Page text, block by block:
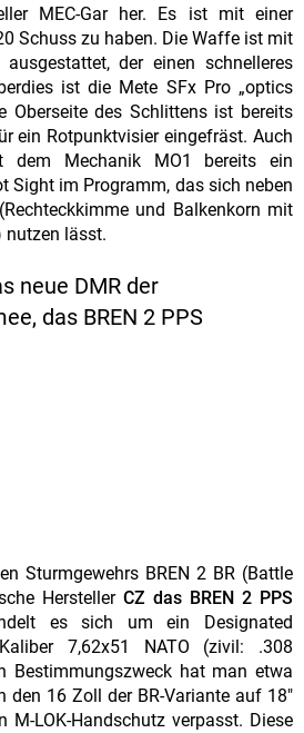
MEC-Gar her. Es ist mit einer
Schuss zu haben. Die Waffe ist mit
der einen schnelleres
ist die Mete SFx Pro „optics
Oberseite des Schlittens ist bereits
ein Rotpunktvisier eingefräst. Auch
dem Mechanik MO1 bereits ein
Sight im Programm, das sich neben
und Balkenkorn mit
lässt.
neue DMR der
das BREN 2 PPS
Sturmgewehrs BREN 2 BR (Battle
Hersteller CZ das BREN 2 PPS
es sich um ein Designated
7,62x51 NATO (zivil: .308
Bestimmungszweck hat man etwa
den 16 Zoll der BR-Variante auf 18"
M-LOK-Handschutz verpasst. Diese